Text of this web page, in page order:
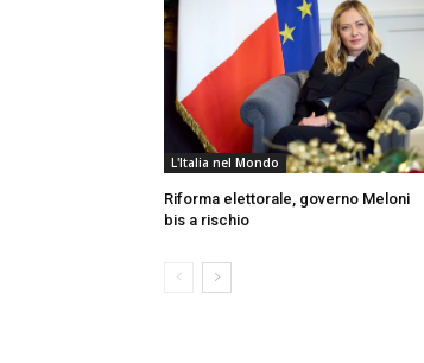
L'Italia nel Mondo
Riforma elettorale, governo Meloni
bis a rischio